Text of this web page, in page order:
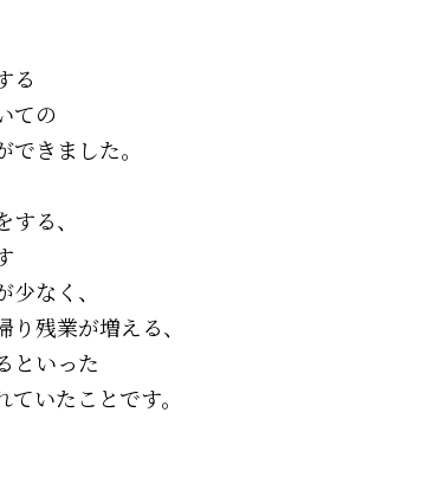
る
ての
きました。
る、
なく、
残業が増える、
といった
いたことです。